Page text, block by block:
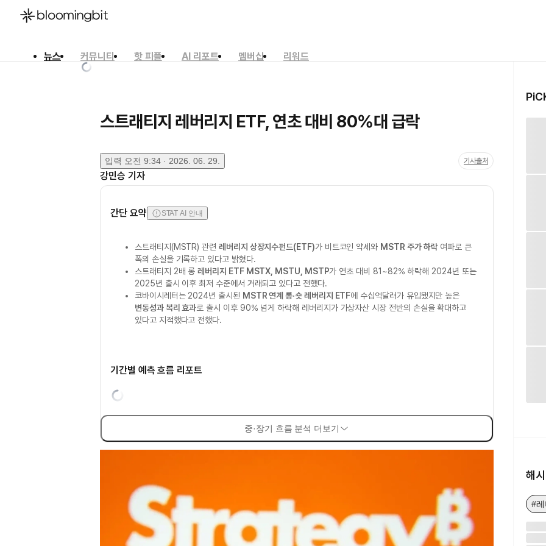
뉴스 커뮤니티 핫 피플 AI 리포트 멤버십
리워드
스트래티지 레버리지 ETF, 연초 대비 80%대 급락
입력 오전 9:34 · 2026. 06. 29. 기사출처
강민승 기자
간단 요약 STAT AI 안내
스트래티지(MSTR) 관련 레버리지 상장지수펀드(ETF)가 비트코인 약세와 MSTR 주가 하락여파로 큰
폭의 손실을 기록하고 있다고 밝혔다.
스트래티지 2배 롱레버리지 ETF MSTX, MSTU, MSTP가 연초 대비 81~82% 하락해 2024년 또는
2025년 출시 이후 최저 수준에서 거래되고 있다고 전했다.
코바이시레터는 2024년 출시된 MSTR 연계 롱·숏 레버리지 ETF에 수십억달러가 유입됐지만 높은
변동성과 복리 효과로 출시 이후 90% 넘게 하락해 레버리지가 가상자산 시장 전반의 손실을 확대하고
있다고 지적했다고 전했다.
기간별 예측 흐름 리포트
중·장기 흐름 분석 더보기
해
#